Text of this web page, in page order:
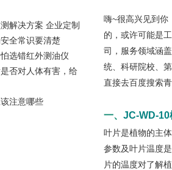
嗨~很高兴见到你
的，或许可能是
司，服务领域涵
统、科研院校、
直接去百度搜索
一、 JC-WD-10
叶片是植物的主
参数及叶片温度
片的温度对了解
解决方案 企业定制
全常识要清楚
选错红外测油仪
否对人体有害，给
注意哪些